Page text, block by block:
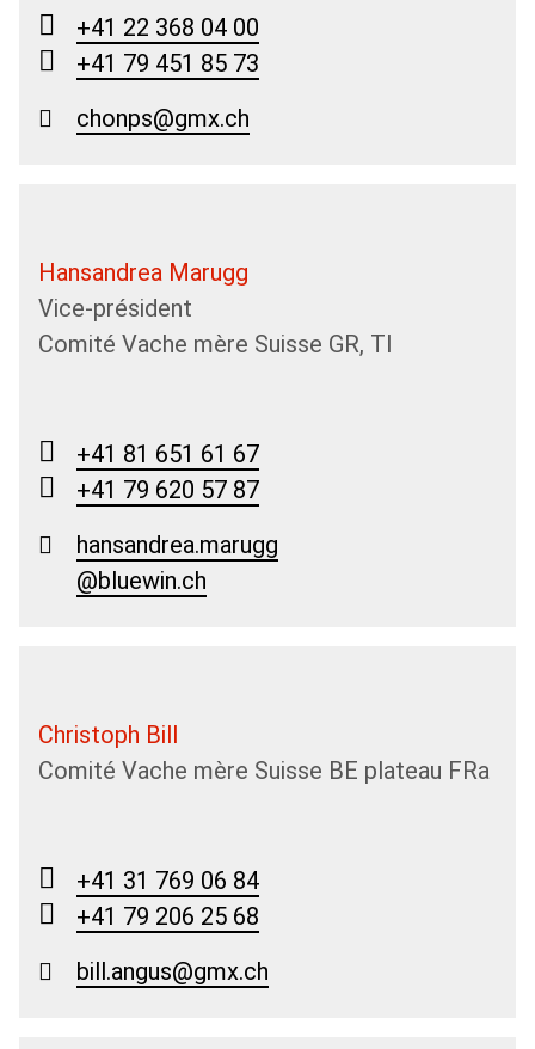
+41 22 368 04 00
+41 79 451 85 73
chonps@gmx.ch
Hansandrea Marugg
Vice-président
Comité Vache mère Suisse GR, TI
+41 81 651 61 67
+41 79 620 57 87
hansandrea.marugg
@bluewin.ch
Christoph Bill
Comité Vache mère Suisse BE plateau FRa
+41 31 769 06 84
+41 79 206 25 68
bill.angus@gmx.ch